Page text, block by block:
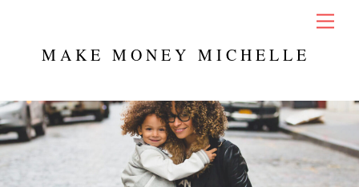
contentMAKE MONEY MICHELLE